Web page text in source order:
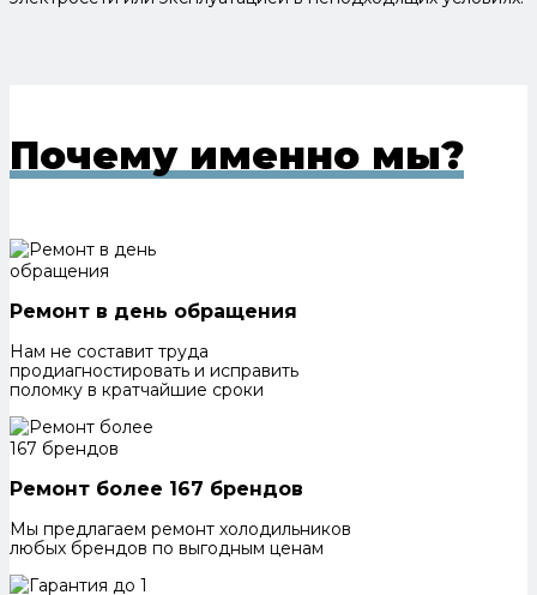
Почему именно мы?
Ремонт в день обращения
Нам не составит труда
продиагностировать и исправить
поломку в кратчайшие сроки
Ремонт более 167 брендов
Мы предлагаем ремонт холодильников
любых брендов по выгодным ценам